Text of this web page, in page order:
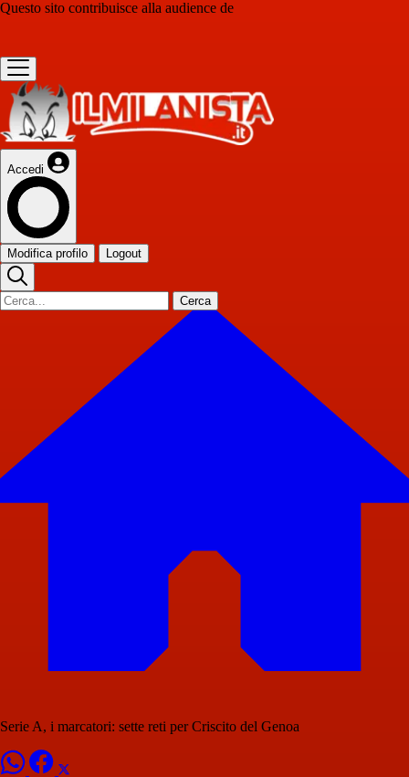
Questo sito contribuisce alla audience de
Accedi
Modifica profilo Logout
Cerca
Serie A, i marcatori: sette reti per Criscito del Genoa